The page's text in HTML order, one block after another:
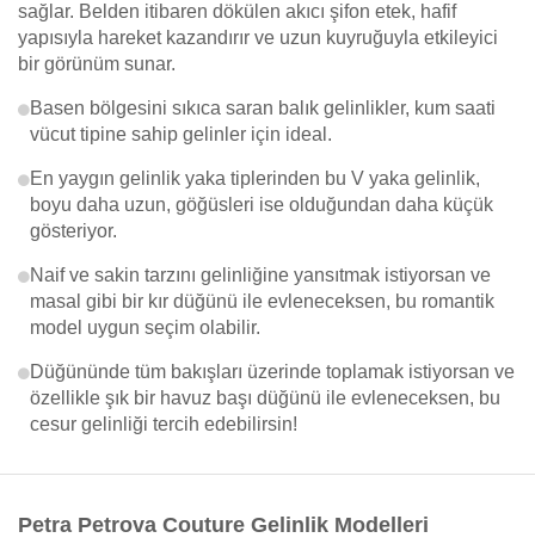
sağlar. Belden itibaren dökülen akıcı şifon etek, hafif
yapısıyla hareket kazandırır ve uzun kuyruğuyla etkileyici
bir görünüm sunar.
Basen bölgesini sıkıca saran balık gelinlikler, kum saati
vücut tipine sahip gelinler için ideal.
En yaygın gelinlik yaka tiplerinden bu V yaka gelinlik,
boyu daha uzun, göğüsleri ise olduğundan daha küçük
gösteriyor.
Naif ve sakin tarzını gelinliğine yansıtmak istiyorsan ve
masal gibi bir kır düğünü ile evleneceksen, bu romantik
model uygun seçim olabilir.
Düğününde tüm bakışları üzerinde toplamak istiyorsan ve
özellikle şık bir havuz başı düğünü ile evleneceksen, bu
cesur gelinliği tercih edebilirsin!
Petra Petrova Couture Gelinlik Modelleri